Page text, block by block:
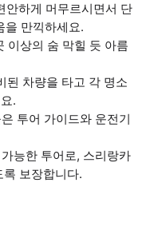
안하게 머무르시면서 단
을 만끽하세요.
이상의 숨 막힐 듯 아름
된 차량을 타고 각 명소
.
투어 가이드와 운전기
능한 투어로, 스리랑카
보장합니다.